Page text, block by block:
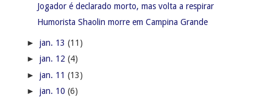
Jogador é declarado morto, mas volta a respirar
Humorista Shaolin morre em Campina Grande
► jan. 13 (11)
► jan. 12 (4)
► jan. 11 (13)
► jan. 10 (6)